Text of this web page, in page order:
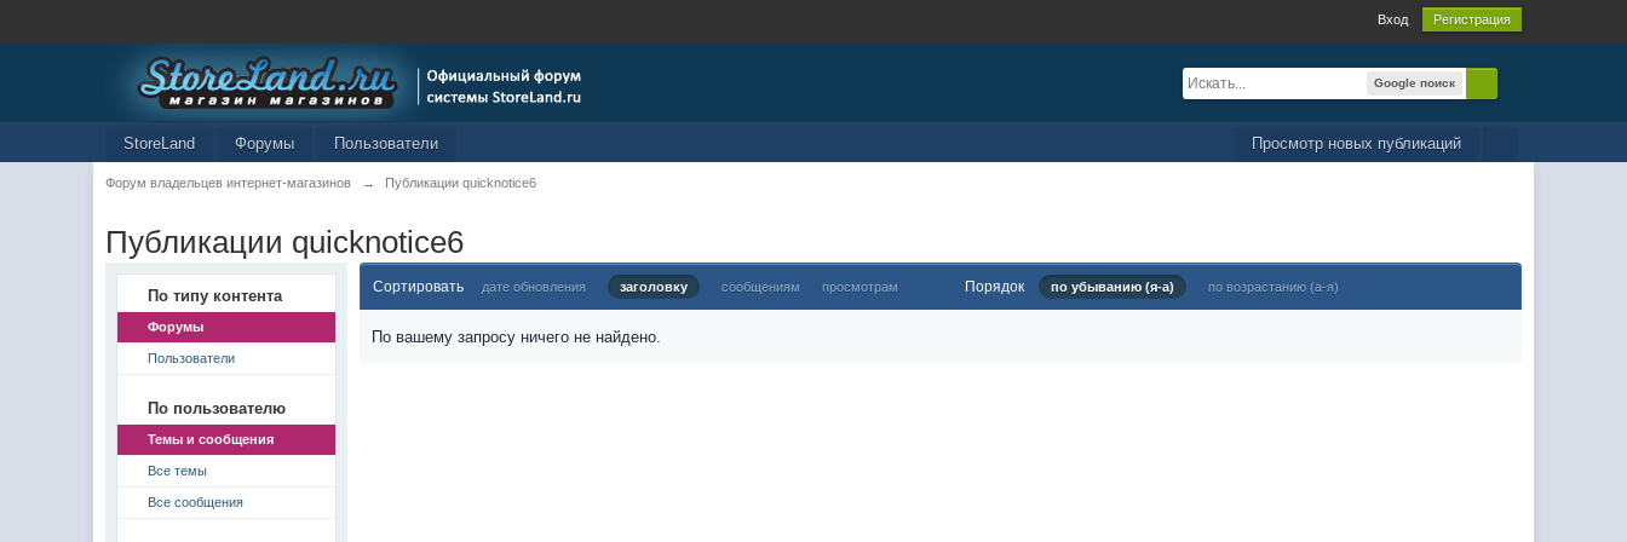
Вход Регистрация
Google поиск
Просмотр новых публикаций
StoreLand Форумы Пользователи
Форум владельцев интернет-магазинов → Публикации quicknotice6
Публикации quicknotice6
По типу контента
Форумы
Пользователи
По пользователю
Темы и сообщения
Все темы
Все сообщения
Сортировать дате обновления заголовку сообщениям просмотрам Порядок по убыванию (я-а) по возрастанию (а-я)
По вашему запросу ничего не найдено.